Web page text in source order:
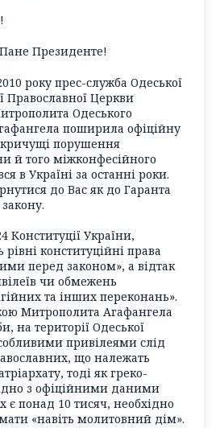
Президенте!
року прес-служба Одеської
Православної Церкви
Одеського
поширила офіційну
кричущі порушення
й того міжконфесійного
в Україні за останні роки.
до Вас як до Гаранта
Конституції України,
конституційні права
перед законом», а відтак
чи обмежень
та інших переконань».
Митрополита Агафангела
на території Одеської
привілеями слід
що належать
тоді як греко-
з офіційними даними
є понад 10 тисяч, необхідно
«навіть молитовний дім».